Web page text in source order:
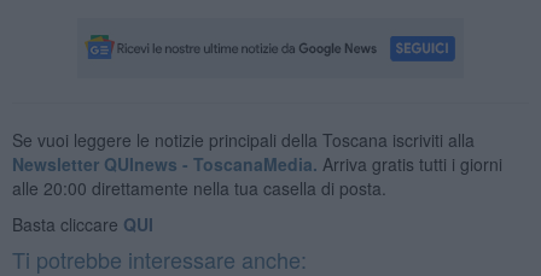
Se vuoi leggere le notizie principali della Toscana iscriviti alla
Newsletter QUInews - ToscanaMedia. Arriva gratis tutti i giorni
alle 20:00 direttamente nella tua casella di posta.
Basta cliccare QUI
Ti potrebbe interessare anche: